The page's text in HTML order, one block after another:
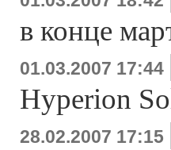
в конце
01.03.2007 17:44
Hyperion
28.02.2007 17:15